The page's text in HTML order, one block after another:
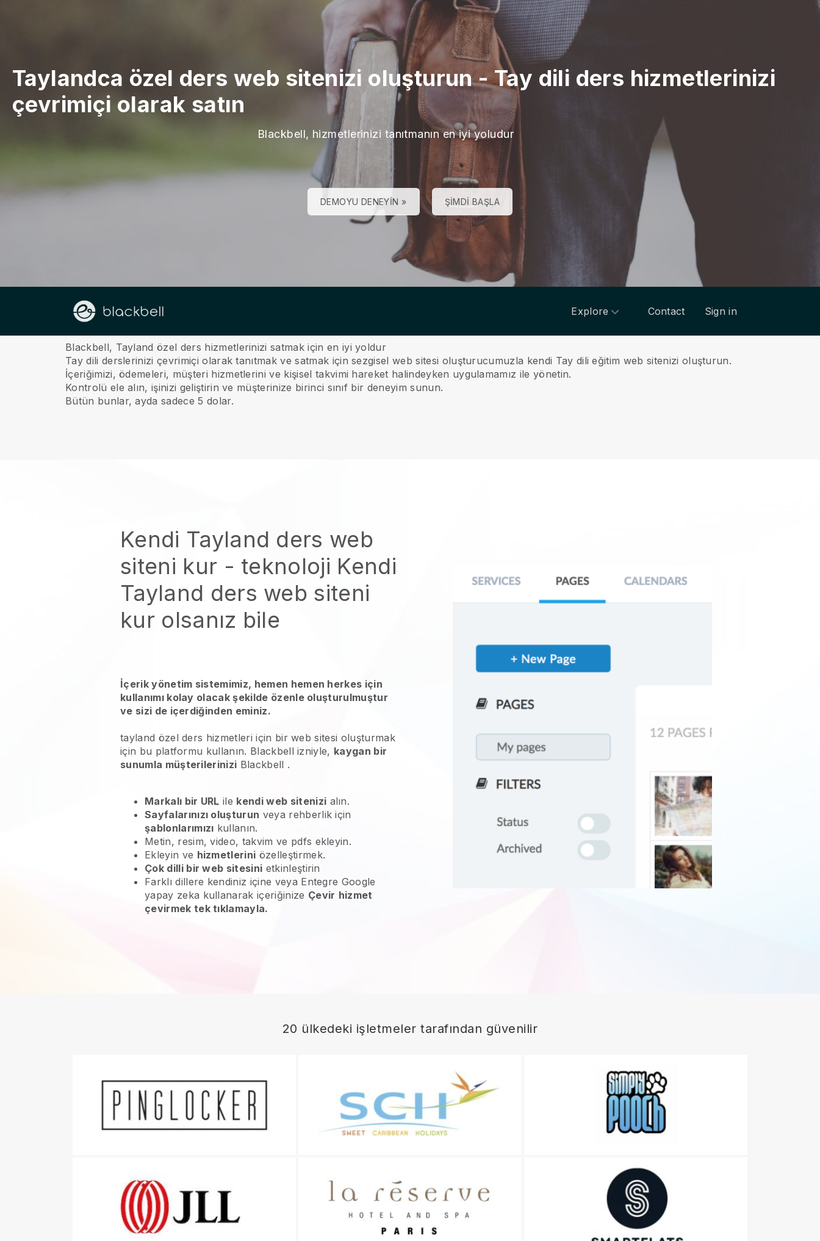
Taylandca özel ders web sitenizi oluşturun-Tay dili ders hizmetlerinizi
çevrimiçi olarak satın
Blackbell, hizmetlerinizi tanıtmanın en iyi yoludur
DEMOYU DENEYIN » ŞIMDI BAŞLA
Explore Contact Sign in
Hakkımızda
Blackbell, Tayland özel ders hizmetlerinizi satmak için en iyi yoldur
Tay dili derslerinizi çevrimiçi olarak tanıtmak ve satmak için sezgisel web sitesi oluşturucumuzla kendi Tay dili eğitim web sitenizi oluşturun.
İçeriğimizi, ödemeleri, müşteri hizmetlerini ve kişisel takvimi hareket halindeyken uygulamamız ile yönetin.
Kontrolü ele alın, işinizi geliştirin ve müşterinize birinci sınıf bir deneyim sunun.
Bütün bunlar, ayda sadece 5 dolar.
Kendi Tayland ders web
siteni kur - teknoloji Kendi
Tayland ders web siteni
kur olsanız bile
İçerik yönetim sistemimiz, hemen hemen herkes için
kullanımı kolay olacak şekilde özenle oluşturulmuştur
ve sizi de içerdiğinden eminiz.
tayland özel ders hizmetleri için bir web sitesi oluşturmak
için bu platformu kullanın. Blackbell izniyle, kaygan bir
sunumla müşterilerinizi Blackbell .
Markalı bir URL ile kendi web sitenizi alın.
Sayfalarınızı oluşturun veya rehberlik için
şablonlarımızı kullanın.
Metin, resim, video, takvim ve pdfs ekleyin.
Ekleyin ve hizmetlerini özelleştirmek.
Çok dilli bir web sitesini etkinleştirin
Farklı dillere kendiniz içine veya Entegre Google
yapay zeka kullanarak içeriğinize Çevir hizmet
çevirmek tek tıklamayla.
20 ülkedeki işletmeler tarafından güvenilir